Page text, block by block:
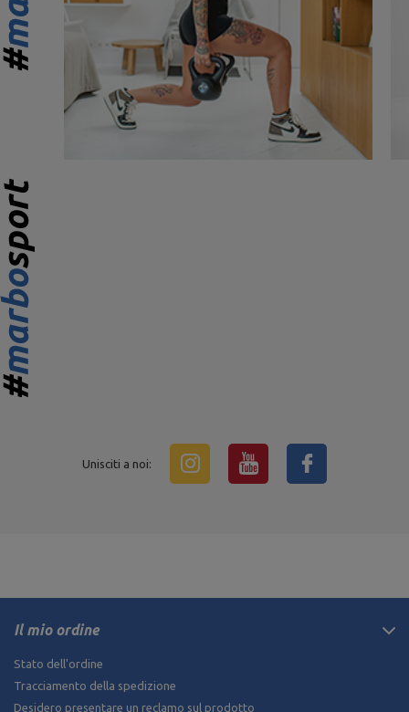
Unisciti a noi:
Il mio ordine
Stato dell'ordine
Tracciamento della spedizione
Desidero presentare un reclamo sul prodotto